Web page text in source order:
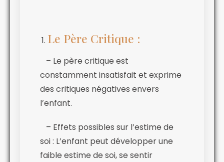
Le Père Critique :
– Le père critique est
constamment insatisfait et exprime
des critiques négatives envers
l’enfant.
– Effets possibles sur l’estime de
soi : L’enfant peut développer une
faible estime de soi, se sentir